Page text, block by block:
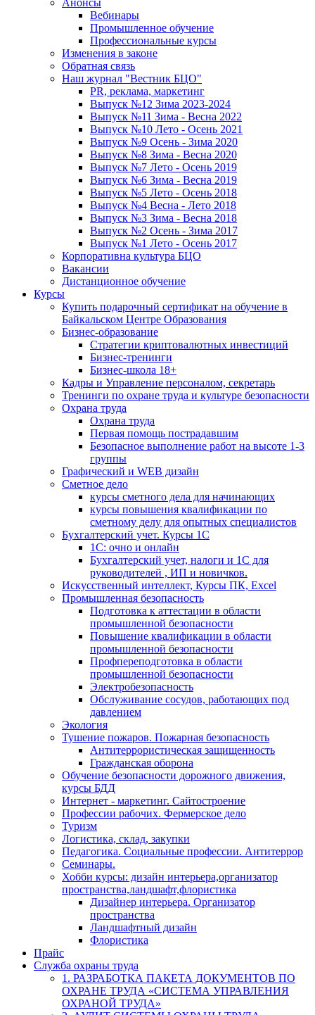
Анонсы
Вебинары
Промышленное обучение
Профессиональные курсы
Изменения в законе
Обратная связь
Наш журнал "Вестник БЦО"
PR, реклама, маркетинг
Выпуск №12 Зима 2023-2024
Выпуск №11 Зима - Весна 2022
Выпуск №10 Лето - Осень 2021
Выпуск №9 Осень - Зима 2020
Выпуск №8 Зима - Весна 2020
Выпуск №7 Лето - Осень 2019
Выпуск №6 Зима - Весна 2019
Выпуск №5 Лето - Осень 2018
Выпуск №4 Весна - Лето 2018
Выпуск №3 Зима - Весна 2018
Выпуск №2 Осень - Зима 2017
Выпуск №1 Лето - Осень 2017
Корпоративна культура БЦО
Вакансии
Дистанционное обучение
Курсы
Купить подарочный сертификат на обучение в
Байкальском Центре Образования
Бизнес-образование
Стратегии криптовалютных инвестиций
Бизнес-тренинги
Бизнес-школа 18+
Кадры и Управление персоналом, секретарь
Тренинги по охране труда и культуре безопасности
Охрана труда
Охрана труда
Первая помощь пострадавшим
Безопасное выполнение работ на высоте 1-3
группы
Графический и WEB дизайн
Сметное дело
курсы сметного дела для начинающих
курсы повышения квалификации по
сметному делу для опытных специалистов
Бухгалтерский учет. Курсы 1С
1С: очно и онлайн
Бухгалтерский учет, налоги и 1С для
руководителей , ИП и новичков.
Искусственный интеллект, Курсы ПК, Excel
Промышленная безопасность
Подготовка к аттестации в области
промышленной безопасности
Повышение квалификации в области
промышленной безопасности
Профпереподготовка в области
промышленной безопасности
Электробезопасность
Обслуживание сосудов, работающих под
давлением
Экология
Тушение пожаров. Пожарная безопасность
Антитеррористическая защищенность
Гражданская оборона
Обучение безопасности дорожного движения,
курсы БДД
Интернет - маркетинг. Сайтостроение
Профессии рабочих. Фермерское дело
Туризм
Логистика, склад, закупки
Педагогика. Социальные профессии. Антитеррор
Семинары.
Хобби курсы: дизайн интерьера,организатор
пространства,ландшафт,флористика
Дизайнер интерьера. Организатор
пространства
Ландшафтный дизайн
Флористика
Прайс
Служба охраны труда
1. РАЗРАБОТКА ПАКЕТА ДОКУМЕНТОВ ПО
ОХРАНЕ ТРУДА «СИСТЕМА УПРАВЛЕНИЯ
ОХРАНОЙ ТРУДА»